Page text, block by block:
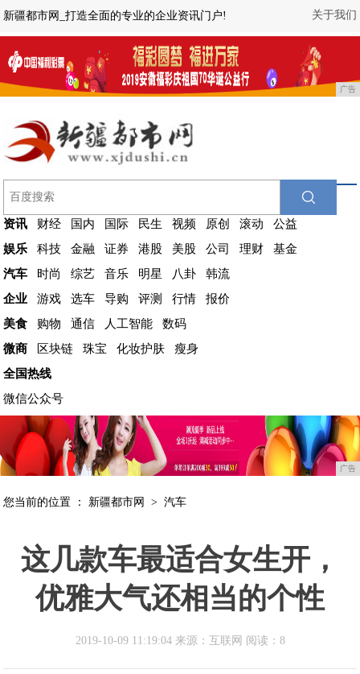
关于我们
新疆都市网_打造全面的专业的企业资讯门户!
广告
资讯 财经 国内 国际 民生 视频 原创 滚动
公益
娱乐
科技 金融 证券 港股 美股 公司 理财
基金
汽车
时尚 综艺 音乐 明星 八卦
韩流
企业
游戏 选车 导购 评测 行情
报价
美食
购物 通信 人工智能
数码
微商
区块链 珠宝 化妆护肤
瘦身
全国热线
微信公众号
广告
您当前的位置 ： 新疆都市网 >汽车
这几款车最适合女生开，
优雅大气还相当的个性
2019-10-09 11:19:04 来源：互联网 阅读：8